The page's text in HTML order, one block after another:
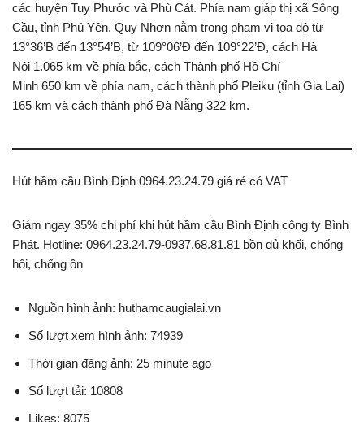
các huyện Tuy Phước và Phù Cát. Phía nam giáp thị xã Sông
Cầu, tỉnh Phú Yên. Quy Nhơn nằm trong phạm vi tọa độ từ
13°36’B đến 13°54’B, từ 109°06’Đ đến 109°22’Đ, cách Hà
Nội 1.065 km về phía bắc, cách Thành phố Hồ Chí
Minh 650 km về phía nam, cách thành phố Pleiku (tỉnh Gia Lai)
165 km và cách thành phố Đà Nẵng 322 km.
Hút hầm cầu Bình Định 0964.23.24.79 giá rẻ có VAT
Giảm ngay 35% chi phí khi hút hầm cầu Bình Định công ty Bình
Phát. Hotline: 0964.23.24.79-0937.68.81.81 bồn đủ khối, chống
hôi, chống ồn
Nguồn hình ảnh: huthamcaugialai.vn
Số lượt xem hình ảnh: 74939
Thời gian đăng ảnh: 25 minute ago
Số lượt tải: 10808
Likes: 8075